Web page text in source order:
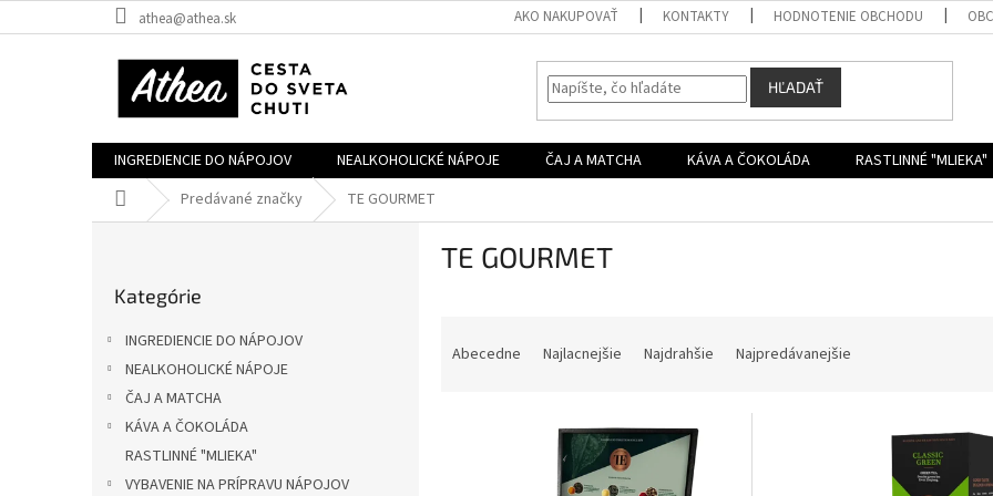
na
athea@athea.sk AKO NAKUPOVAŤ KONTAKTY HODNOTENIE OBCHODU
HĽADAŤ
INGREDIENCIE DO NÁPOJOV NEALKOHOLICKÉ NÁPOJE ČAJ A MATCHA KÁVA A ČOKOLÁDA RASTLINNÉ "MLIEKA"
DomovPredávané značky TE GOURMET
kategórie
Kategórie
INGREDIENCIE DO NÁPOJOV
NEALKOHOLICKÉ NÁPOJE
ČAJ A MATCHA
KÁVA A ČOKOLÁDA
RASTLINNÉ "MLIEKA"
VYBAVENIE NA PRÍPRAVU NÁPOJOV
TE GOURMET
Abecedne Najlacnejšie Najdrahšie Najpredávanejšie